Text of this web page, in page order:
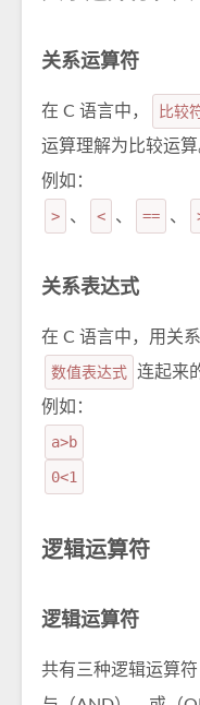
关系运算符
在 C 语言中， 比较
运算理解为比较运算
例如：
>
、 < 、 == 、
关系表达式
在 C 语言中，用关
数值表达式 连起来
例如：
a>b
0<1
逻辑运算符
逻辑运算符
共有三种逻辑运算符